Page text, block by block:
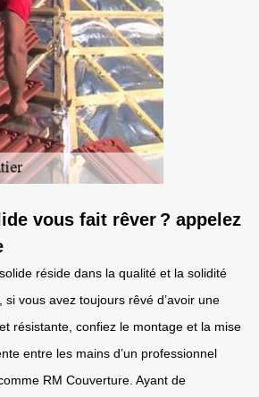
vous fait rêver ? appelez
réside dans la qualité et la solidité
vous avez toujours rêvé d’avoir une
résistante, confiez le montage et la mise
entre les mains d’un professionnel
RM Couverture. Ayant de